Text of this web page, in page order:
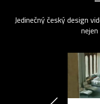
Jedinečný český design